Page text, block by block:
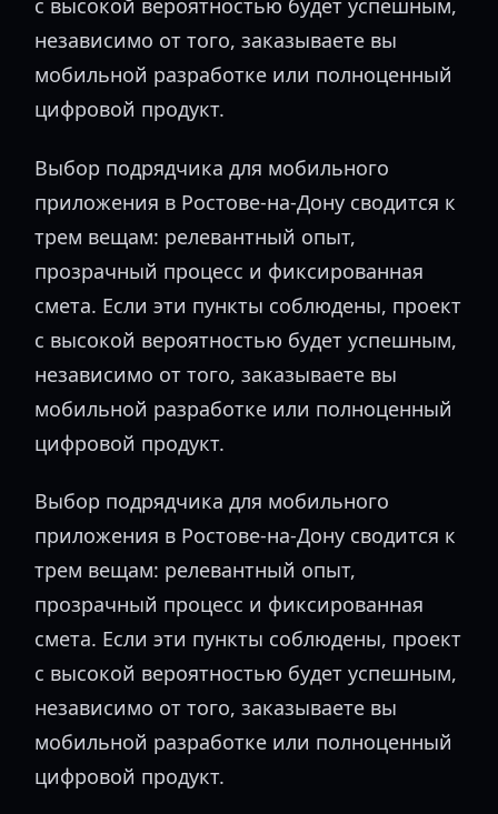
с высокой вероятностью будет успешным,
независимо от того, заказываете вы
мобильной разработке или полноценный
цифровой продукт.
Выбор подрядчика для мобильного
приложения в Ростове-на-Дону сводится к
трем вещам: релевантный опыт,
прозрачный процесс и фиксированная
смета. Если эти пункты соблюдены, проект
с высокой вероятностью будет успешным,
независимо от того, заказываете вы
мобильной разработке или полноценный
цифровой продукт.
Выбор подрядчика для мобильного
приложения в Ростове-на-Дону сводится к
трем вещам: релевантный опыт,
прозрачный процесс и фиксированная
смета. Если эти пункты соблюдены, проект
с высокой вероятностью будет успешным,
независимо от того, заказываете вы
мобильной разработке или полноценный
цифровой продукт.